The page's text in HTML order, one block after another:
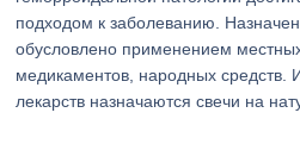
подходом к заболеванию.
обусловлено применением
медикаментов, народных средств.
лекарств назначаются свечи на